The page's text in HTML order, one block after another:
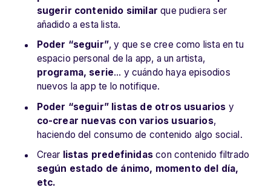
sugerir contenido similar que pudiera ser
añadido a esta lista.
Poder “seguir”, y que se cree como lista en tu
espacio personal de la app, a un artista,
programa, serie… y cuándo haya episodios
nuevos la app te lo notifique.
Poder “seguir” listas de otros usuarios y
co-crear nuevas con varios usuarios,
haciendo del consumo de contenido algo social.
Crear listas predefinidas con contenido filtrado
según estado de ánimo, momento del día,
etc.